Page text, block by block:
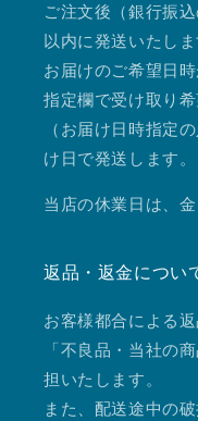
ご注文後（銀行振
以内に発送いたしま
お届けのご希望日
指定欄で受け取り
（お届け日時指定
け日で発送します。
当店の休業日は、金
返品・返金につい
お客様都合による
「不良品・当社の
担いたします。
また、配送途中の